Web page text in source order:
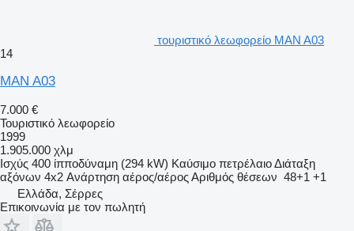
τουριστικό λεωφορείο MAN A03
14
MAN A03
7.000 €
Τουριστικό λεωφορείο
1999
1.905.000 χλμ
Ισχύς 400 ίπποδύναμη (294 kW) Καύσιμο πετρέλαιοΔιάταξη
αξόνων 4x2 Ανάρτηση αέρος/αέροςΑριθμός θέσεων 48+1 +1
Ελλάδα, Σέρρες
Επικοινωνία με τον πωλητή